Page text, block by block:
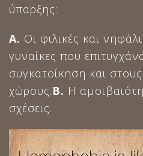
ύπαρξης:
Α. Οι φιλικές και
γυναίκες που
συγκατοίκηση και
χώρους.Β. Η
σχέσεις.